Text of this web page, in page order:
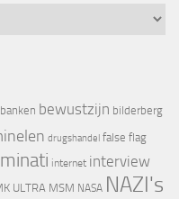
banken bewustzijn bilderberg
drugshandel false flag
internet interview
ULTRA MSM NASA NAZI's